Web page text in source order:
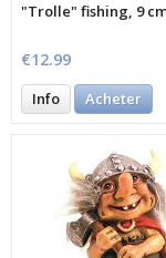
"Trolle" fishing, 9
€12.99
Info Acheter